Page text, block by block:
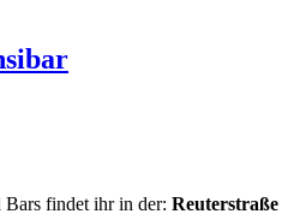
Bars findet ihr in der: Reuterstraße